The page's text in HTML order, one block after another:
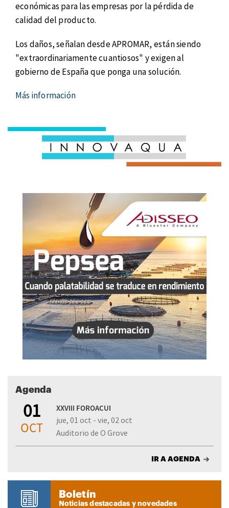
económicas para las empresas por la pérdida de
calidad del producto.
Los daños, señalan desde APROMAR, están siendo
"extraordinariamente cuantiosos" y exigen al
gobierno de España que ponga una solución.
Más información
Agenda
01
OCT
XXVIII FOROACUI
jue, 01 oct - vie, 02 oct
Auditorio de O Grove
IR A AGENDA
Boletín
Noticias destacadas y novedades